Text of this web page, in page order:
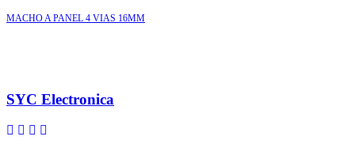
MACHO A PANEL 4 VIAS 16MM
SYC Electronica